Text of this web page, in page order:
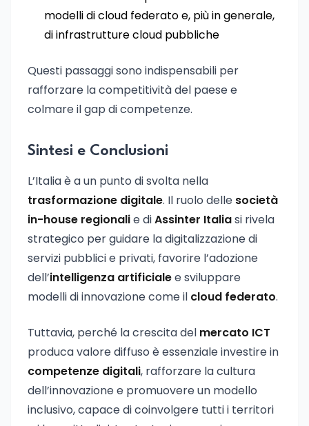
modelli di cloud federato e, più in generale,
di infrastrutture cloud pubbliche
Questi passaggi sono indispensabili per
rafforzare la competitività del paese e
colmare il gap di competenze.
Sintesi e Conclusioni
L’Italia è a un punto di svolta nella
trasformazione digitale. Il ruolo delle società
in-house regionalie diAssinter Italiasi rivela
strategico per guidare la digitalizzazione di
servizi pubblici e privati, favorire l’adozione
dell’intelligenza artificialee sviluppare
modelli di innovazione come il cloud federato.
Tuttavia, perché la crescita del mercato ICT
produca valore diffuso è essenziale investire in
competenze digitali, rafforzare la cultura
dell’innovazione e promuovere un modello
inclusivo, capace di coinvolgere tutti i territori